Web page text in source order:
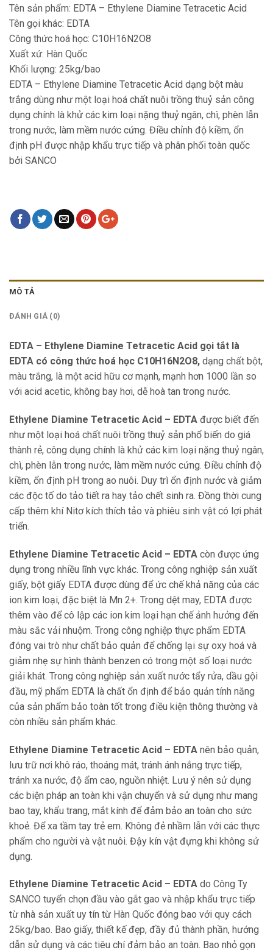
Tên sản phẩm: EDTA – Ethylene Diamine Tetracetic Acid
Tên gọi khác: EDTA
Công thức hoá học: C10H16N2O8
Xuất xứ: Hàn Quốc
Khối lượng: 25kg/bao
EDTA – Ethylene Diamine Tetracetic Acid dạng bột màu
trắng dùng như một loại hoá chất nuôi trồng thuỷ sản công
dụng chính là khử các kim loại nặng thuỷ ngân, chì, phèn lẫn
trong nước, làm mềm nước cứng. Điều chỉnh độ kiềm, ổn
định pH được nhập khẩu trực tiếp và phân phối toàn quốc
bởi SANCO
MÔ TẢ
ĐÁNH GIÁ (0)
EDTA – Ethylene Diamine Tetracetic Acid gọi tắt là
EDTA có công thức hoá học C10H16N2O8, dạng chất bột,
màu trắng, là một acid hữu cơ mạnh, mạnh hơn 1000 lần so
với acid acetic, không bay hơi, dễ hoà tan trong nước.
Ethylene Diamine Tetracetic Acid – EDTA được biết đến
như một loại hoá chất nuôi trồng thuỷ sản phổ biến do giá
thành rẻ, công dụng chính là khử các kim loại nặng thuỷ ngân,
chì, phèn lẫn trong nước, làm mềm nước cứng. Điều chỉnh độ
kiềm, ổn định pH trong ao nuôi. Duy trì ổn định nước và giảm
các độc tố do tảo tiết ra hay tảo chết sinh ra. Đồng thời cung
cấp thêm khí Nitơ kích thích tảo và phiêu sinh vật có lợi phát
triển.
Ethylene Diamine Tetracetic Acid – EDTA còn được ứng
dụng trong nhiều lĩnh vực khác. Trong công nghiệp sản xuất
giấy, bột giấy EDTA được dùng để ức chế khả năng của các
ion kim loại, đặc biệt là Mn 2+. Trong dệt may, EDTA được
thêm vào để cô lập các ion kim loại hạn chế ảnh hưởng đến
màu sắc vải nhuộm. Trong công nghiệp thực phẩm EDTA
đóng vai trò như chất bảo quản để chống lại sự oxy hoá và
giảm nhẹ sự hình thành benzen có trong một số loại nước
giải khát. Trong công nghiệp sản xuất nước tẩy rửa, dầu gội
đầu, mỹ phẩm EDTA là chất ổn định để bảo quản tính năng
của sản phẩm bảo toàn tốt trong điều kiện thông thường và
còn nhiều sản phẩm khác.
Ethylene Diamine Tetracetic Acid – EDTA nên bảo quản,
lưu trữ nơi khô ráo, thoáng mát, tránh ánh nắng trực tiếp,
tránh xa nước, độ ẩm cao, nguồn nhiệt. Lưu ý nên sử dụng
các biện pháp an toàn khi vận chuyển và sử dụng như mang
bao tay, khẩu trang, mắt kính để đảm bảo an toàn cho sức
khoẻ. Để xa tầm tay trẻ em. Không đẻ nhầm lẫn với các thực
phẩm cho người và vật nuôi. Đậy kín vật đựng khi không sử
dụng.
Ethylene Diamine Tetracetic Acid – EDTA do Công Ty
SANCO tuyển chọn đầu vào gắt gao và nhập khẩu trực tiếp
từ nhà sản xuất uy tín từ Hàn Quốc đóng bao với quy cách
25kg/bao. Bao giấy, thiết kế đẹp, đầy đủ thành phần, hướng
dẫn sử dụng và các tiêu chí đảm bảo an toàn. Bao nhỏ gọn